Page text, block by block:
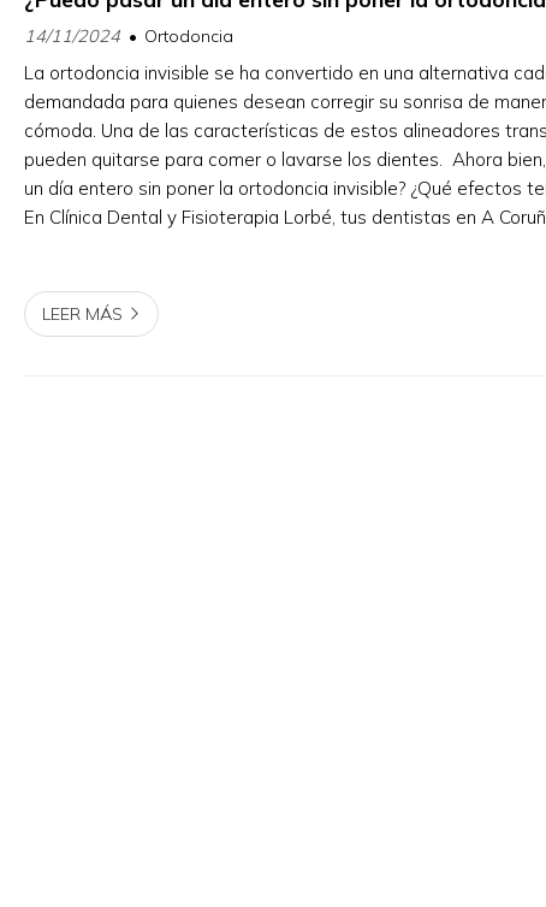
14/11/2024 Ortodoncia
La ortodoncia invisible se ha convertido en una alternativa
demandada para quienes desean corregir su sonrisa de
cómoda. Una de las características de estos alineadores
pueden quitarse para comer o lavarse los dientes. Ahora
un día entero sin poner la ortodoncia invisible? ¿Qué efectos
En Clínica Dental y Fisioterapia Lorbé, tus dentistas en A
LEER MÁS